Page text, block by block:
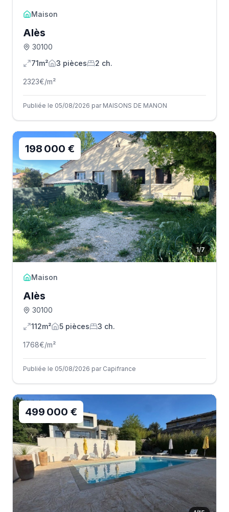
Maison
Alès
30100
71m²
3 pièces 2 ch.
2323€/m²
Publiée le 05/08/2026 par MAISONS DE MANON
1/7
198 000 €
Maison
Alès
30100
112m²
5 pièces 3 ch.
1768€/m²
Publiée le 05/08/2026 par Capifrance
499 000 €